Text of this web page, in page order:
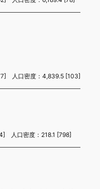
人口密度：4,839.5 [103]
人口密度：218.1 [798]